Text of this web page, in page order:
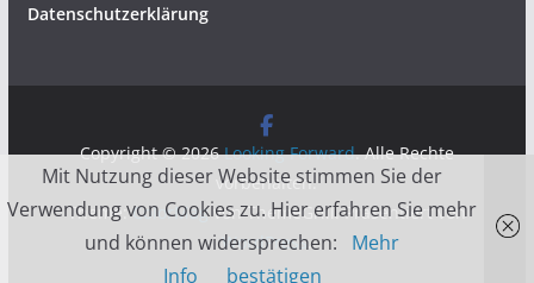
Datenschutzerklärung
Copyright © 2026Looking Forward. Alle Rechte
vorbehalten.
Theme:ColorMagvon ThemeGrill. Präsentiert von
WordPress.
Mit Nutzung dieser Website stimmen Sie der
Verwendung von Cookies zu. Hier erfahren Sie mehr
und können widersprechen:
Mehr
Info
bestätigen